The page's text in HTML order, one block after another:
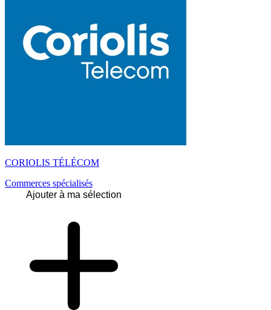
CORIOLIS TÉLÉCOM
Commerces spécialisés
Ajouter à ma sélection